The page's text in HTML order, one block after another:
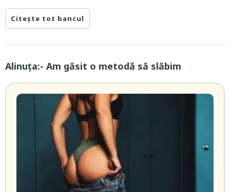
Citește tot bancul
Alinuța:- Am găsit o metodă să slăbim